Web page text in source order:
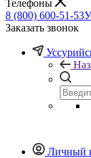
Телефоны
8 (800) 600-51-53
Заказать звонок
Личный